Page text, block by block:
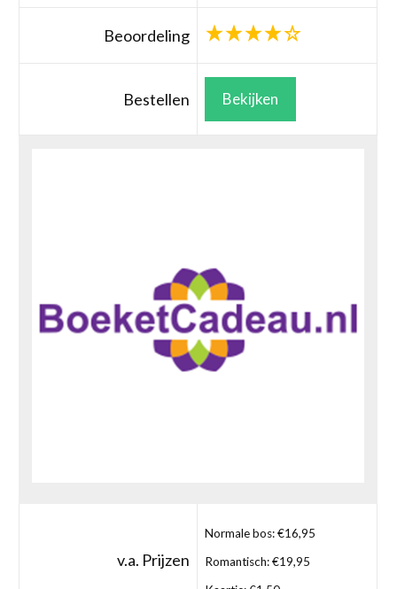
Beoordeling
Bestellen Bekijken
v.a. Prijzen
Normale bos: €16,95
Romantisch: €19,95